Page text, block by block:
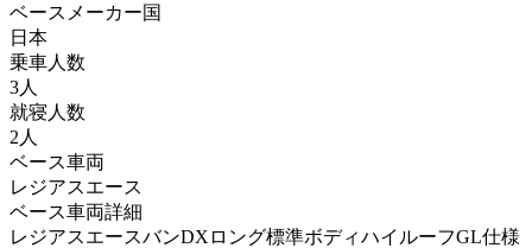
ベースメーカー国
日本
乗車人数
3人
就寝人数
2人
ベース車両
レジアスエース
ベース車両詳細
レジアスエースバンDXロング標準ボディハイルーフGL仕様